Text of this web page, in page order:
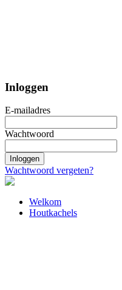
Inloggen
E-mailadres
Wachtwoord
Inloggen
Wachtwoord vergeten?
Welkom
Houtkachels